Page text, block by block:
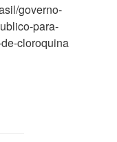
governo-
para-
cloroquina